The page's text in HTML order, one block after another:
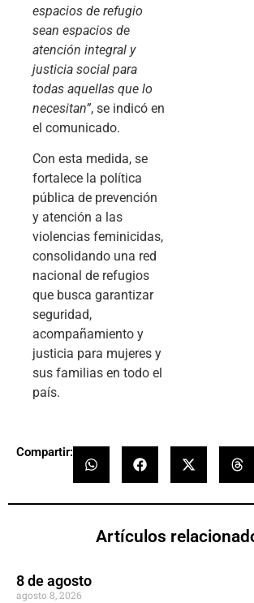
espacios de refugio
sean espacios de
atención integral y
justicia social para
todas aquellas que lo
necesitan”, se indicó en
el comunicado.
Con esta medida, se
fortalece la política
pública de prevención
y atención a las
violencias feminicidas,
consolidando una red
nacional de refugios
que busca garantizar
seguridad,
acompañamiento y
justicia para mujeres y
sus familias en todo el
país.
Compartir:
Artículos
8 de agosto
agosto 8, 2026